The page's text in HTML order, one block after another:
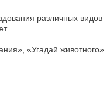
различных видов
«Угадай животного».